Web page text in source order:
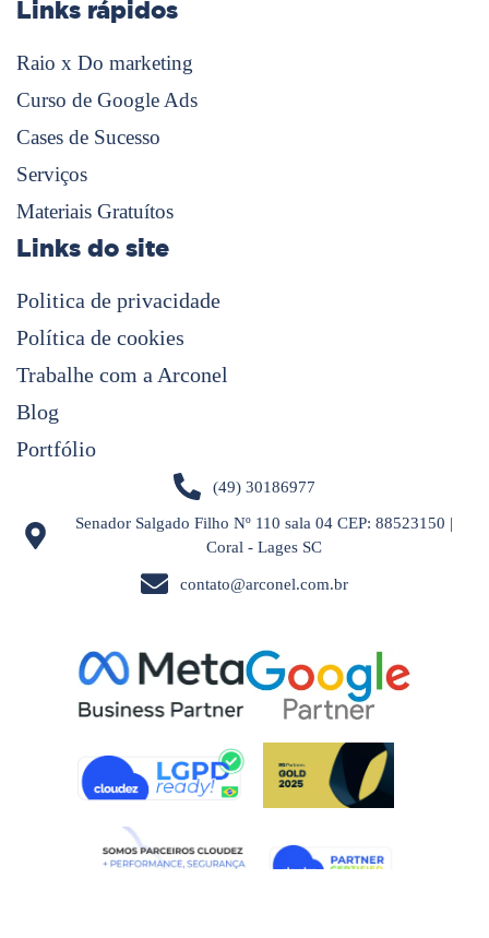
Links rápidos
Raio x Do marketing
Curso de Google Ads
Cases de Sucesso
Serviços
Materiais Gratuítos
Links do site
Politica de privacidade
Política de cookies
Trabalhe com a Arconel
Blog
Portfólio
(49) 30186977
Senador Salgado Filho Nº 110 sala 04 CEP: 88523150 |
Coral - Lages SC
contato@arconel.com.br